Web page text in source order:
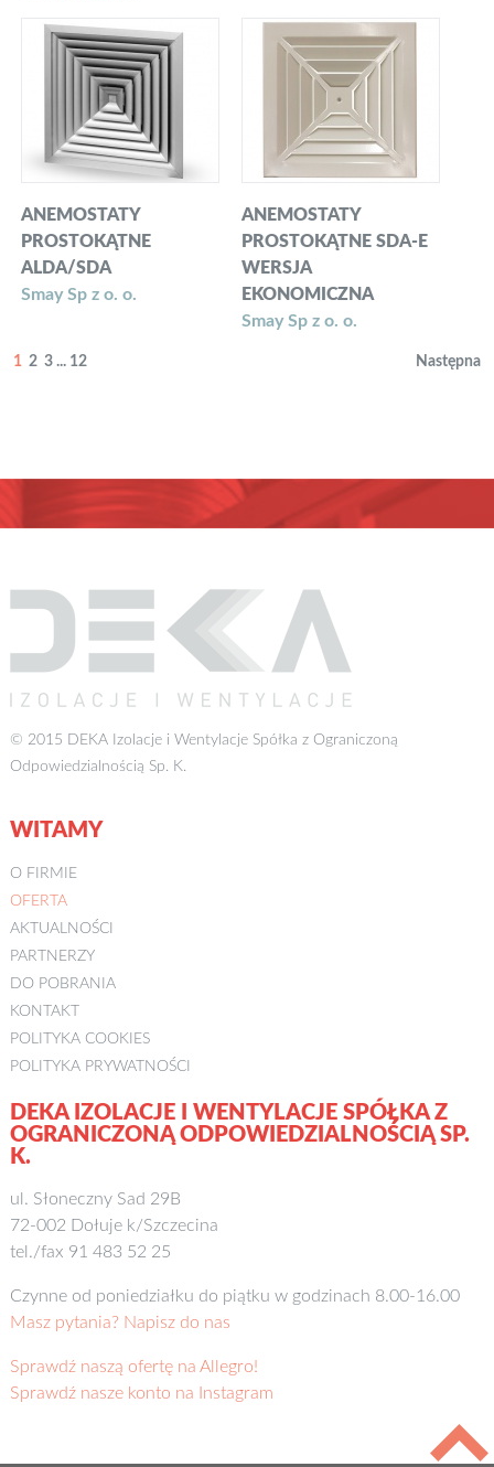
ANEMOSTATY
PROSTOKĄTNE
ALDA/SDA
Smay Sp z o. o.
ANEMOSTATY
PROSTOKĄTNE SDA-E
WERSJA
EKONOMICZNA
Smay Sp z o. o.
1 2 3 ... 12 Następna
© 2015 DEKA Izolacje i Wentylacje Spółka z Ograniczoną
Odpowiedzialnością Sp. K.
WITAMY
O FIRMIE
OFERTA
AKTUALNOŚCI
PARTNERZY
DO POBRANIA
KONTAKT
POLITYKA COOKIES
POLITYKA PRYWATNOŚCI
DEKA IZOLACJE I WENTYLACJE SPÓŁKA Z
OGRANICZONĄ ODPOWIEDZIALNOŚCIĄ SP.
K.
ul. Słoneczny Sad 29B
72-002 Dołuje k/Szczecina
tel./fax 91 483 52 25
Czynne od poniedziałku do piątku w godzinach 8.00-16.00
Masz pytania? Napisz do nas
Sprawdź naszą ofertę na Allegro!
Sprawdź nasze konto na Instagram